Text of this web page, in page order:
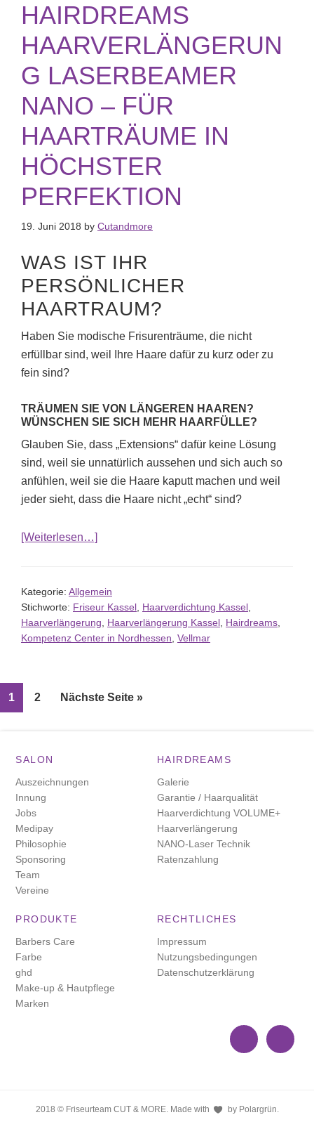
HAIRDREAMS
HAARVERLÄNGERUN
G LASERBEAMER
NANO – FÜR
HAARTRÄUME IN
HÖCHSTER
PERFEKTION
19. Juni 2018 by Cutandmore
WAS IST IHR
PERSÖNLICHER
HAARTRAUM?
Haben Sie modische Frisurenträume, die nicht
erfüllbar sind, weil Ihre Haare dafür zu kurz oder zu
fein sind?
TRÄUMEN SIE VON LÄNGEREN HAAREN?
WÜNSCHEN SIE SICH MEHR HAARFÜLLE?
Glauben Sie, dass „Extensions“ dafür keine Lösung
sind, weil sie unnatürlich aussehen und sich auch so
anfühlen, weil sie die Haare kaputt machen und weil
jeder sieht, dass die Haare nicht „echt“ sind?
[Weiterlesen…]ÜberHairdreams Haarverlängerung
Kategorie: Allgemein
Stichworte: Friseur Kassel, Haarverdichtung Kassel,
Haarverlängerung, Haarverlängerung Kassel, Hairdreams,
Kompetenz Center in Nordhessen, Vellmar
Seite
1 Seite
2 Nächste Seite aufrufen
»
FOOTER
SALON
Auszeichnungen
Innung
Jobs
Medipay
Philosophie
Sponsoring
Team
Vereine
HAIRDREAMS
Galerie
Garantie / Haarqualität
Haarverdichtung VOLUME+
Haarverlängerung
NANO-Laser Technik
Ratenzahlung
PRODUKTE
Barbers Care
Farbe
ghd
Make-up & Hautpflege
Marken
RECHTLICHES
Impressum
Nutzungsbedingungen
Datenschutzerklärung
2018 © Friseurteam CUT & MORE. Made with by Polargrün.